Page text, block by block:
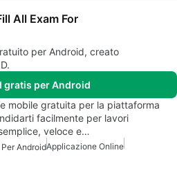
All Exam For
per Android, creato
gratis per Android
mobile gratuita per la piattaforma
facilmente per lavori
veloce e…
AndroidApplicazione Online